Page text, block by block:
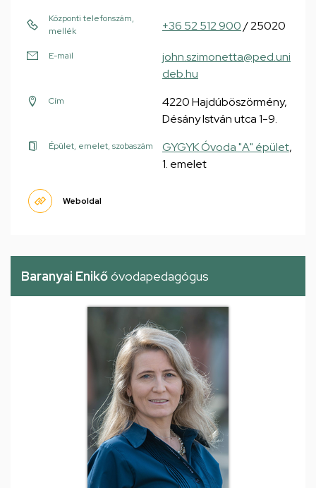
Központi telefonszám,
mellék
+36 52 512 900/ 25020
E-mail
john.szimonetta@ped.uni
deb.hu
Cím
4220 Hajdúböszörmény,
Désány István utca 1-9.
Épület, emelet, szobaszám GYGYK Óvoda "A" épület,
1. emelet
Weboldal
Baranyai Enikőóvodapedagógus